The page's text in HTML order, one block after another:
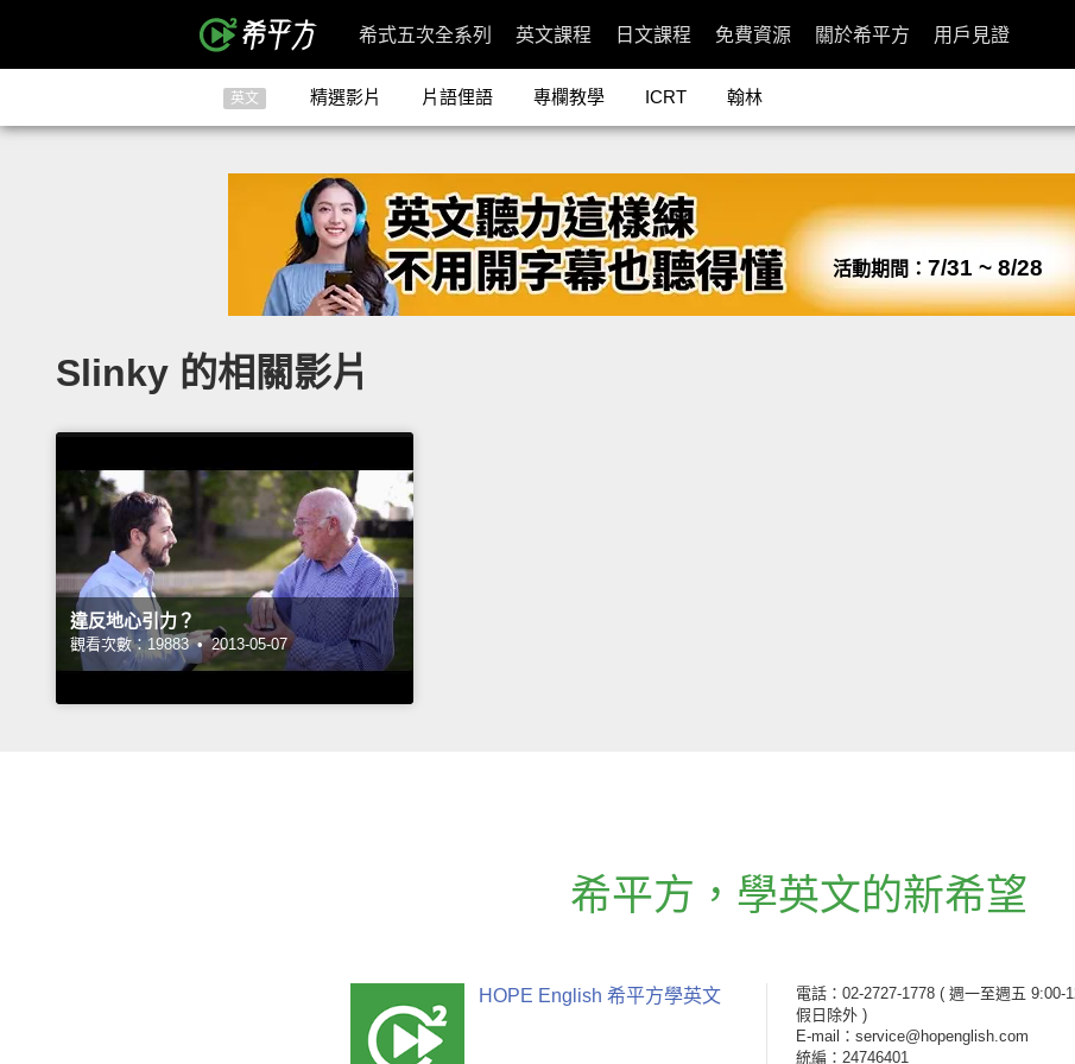
希式五次全系列 英文課程 日文課程 免費資源 關於希平方 用戶見證
英文 精選影片 片語俚語 專欄教學 ICRT 翰林
活動期間： 7/31 ~ 8/28
Slinky 的相關影片
違反地心引力？
觀看次數：19883 • 2013-05-07
希平方 ， 學英文的新希望
HOPE English 希平方學英文 電話：02-2727-1778 ( 週一至週五 9:00-
假日除外 )
E-mail：service@hopenglish.com
統編：24746401